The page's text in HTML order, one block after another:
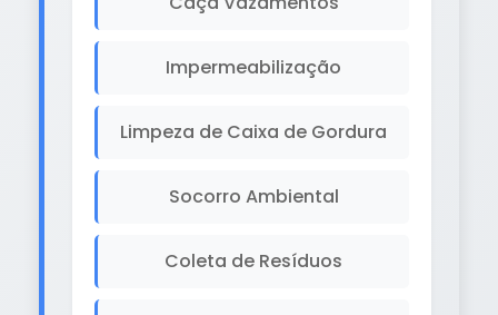
Impermeabilização
Limpeza de Caixa de Gordura
Socorro Ambiental
Coleta de Resíduos